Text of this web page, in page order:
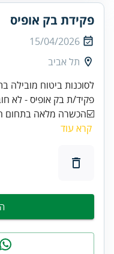
פקידת בק אופיס
15/04/2026
תל אביב
לסוכנות ביטוח מובילה
פקיד/ת בק אופיס - לא
☑️הכשרה מלאה בתחום
קרא עוד